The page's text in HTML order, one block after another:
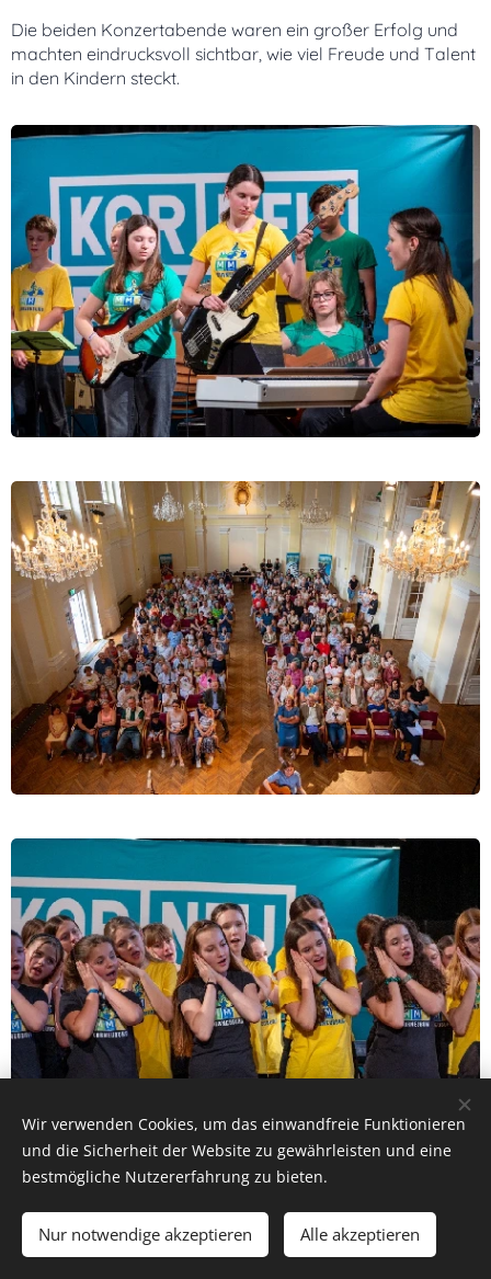
Die beiden Konzertabende waren ein großer Erfolg und
machten eindrucksvoll sichtbar, wie viel Freude und Talent
in den Kindern steckt.
Große Freude in der 1a: Die Küken
sind geschlüpft!
Wir verwenden Cookies, um das einwandfreie Funktionieren
und die Sicherheit der Website zu gewährleisten und eine
bestmögliche Nutzererfahrung zu bieten.
Nur notwendige akzeptieren Alle akzeptieren